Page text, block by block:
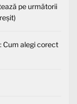
pe următorii
Cum alegi corect